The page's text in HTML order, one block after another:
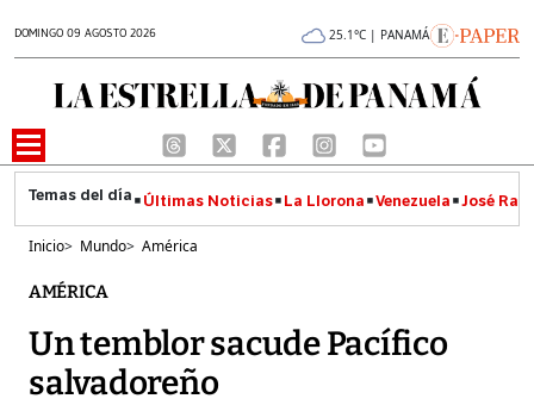
DOMINGO 09 AGOSTO 2026 25.1°C | PANAMÁ
Últimas Noticias La Llorona Venezuela José
Inicio> Mundo> América
AMÉRICA
Un temblor sacude Pacífico
salvadoreño